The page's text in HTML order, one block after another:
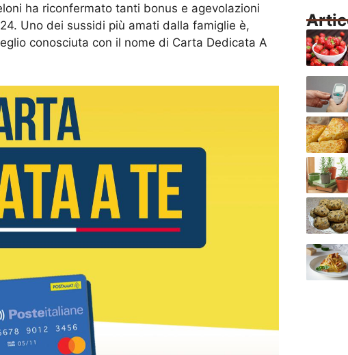
ha riconfermato tanti bonus e agevolazioni
Uno dei sussidi più amati dalla famiglie è,
conosciuta con il nome di Carta Dedicata A